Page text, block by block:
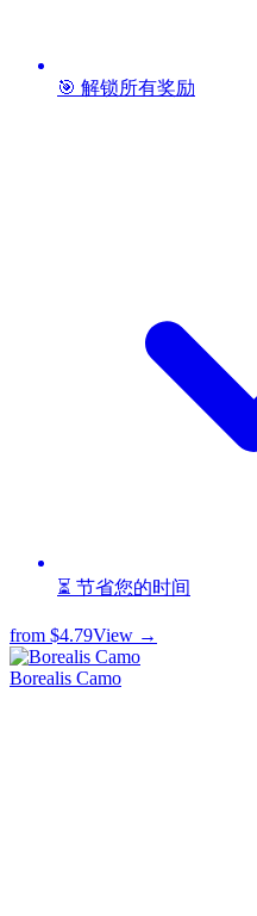
🎯 解锁所有奖励
⏳ 节省您的时间
from $4.79View →
Borealis Camo